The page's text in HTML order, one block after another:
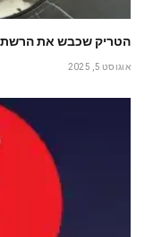
הטריק שכבש את הרשת:
אוגוסט 5, 2025